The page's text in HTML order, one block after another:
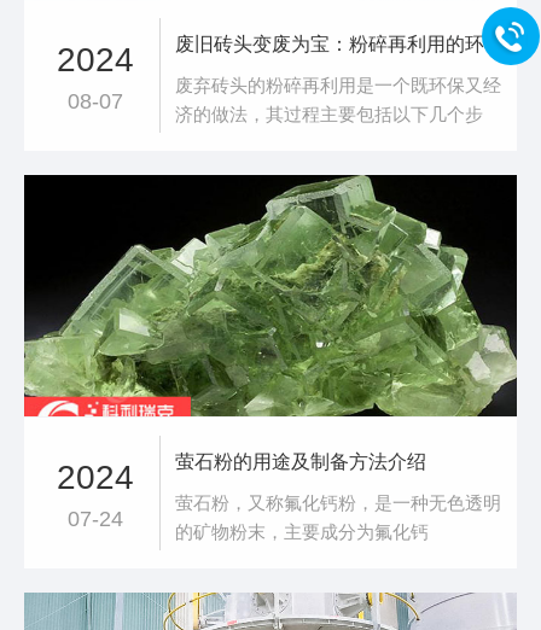
2024
08-07
废旧砖头变废为宝：粉碎再利用的环保新路径
废弃砖头的粉碎再利用是一个既环保又经
济的做法，其过程主要包括以下几个步
破碎机进行破碎处理。这一步骤是再利用
过程的基础，旨在将大块的废弃砖头破碎
成较小的颗粒或粉末。破碎机的选择至关
重要，如双级粉碎机因其独特的设计特
点，特别适合处理高硬度、高湿度以及具
有一定粘性的物料
2024
07-24
萤石粉的用途及制备方法介绍
萤石粉，又称氟化钙粉，是一种无色透明
的矿物粉末，主要成分为氟化钙
密度和良好的光学性能，能够在紫外线和
可见光范围内透过大部分光线。此外，萤